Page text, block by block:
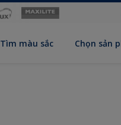
Tìm màu sắc Chọn sản